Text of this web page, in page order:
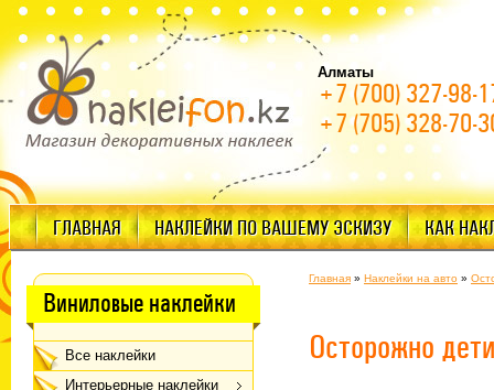
Алматы
+7 (700) 327-98-
+7 (705) 328-70-
ГЛАВНАЯ НАКЛЕЙКИ ПО ВАШЕМУ ЭСКИЗУ КАК
Виниловые наклейки
Все наклейки
Интерьерные наклейки
Главная » Наклейки на авто »
Осторожно дети